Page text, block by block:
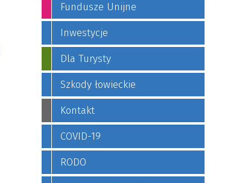
Fundusze Unijne
Inwestycje
Dla Turysty
Szkody łowieckie
Kontakt
COVID-19
RODO